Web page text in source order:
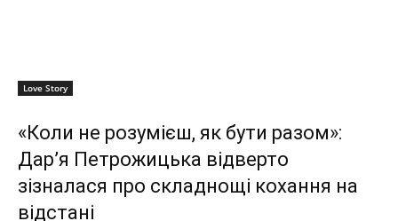
Love Story
«Коли не розумієш, як бути разом»:
Дар’я Петрожицька відверто
зізналася про складнощі кохання на
відстані